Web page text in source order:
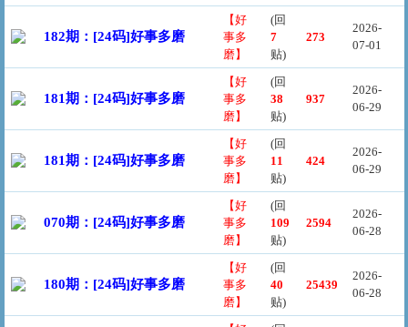
182期：[24码]好事多磨
【好
事多
磨】
(回
7
贴)
273
2026-
07-01
181期：[24码]好事多磨
【好
事多
磨】
(回
38
贴)
937
2026-
06-29
181期：[24码]好事多磨
【好
事多
磨】
(回
11
贴)
424
2026-
06-29
070期：[24码]好事多磨
【好
事多
磨】
(回
109
贴)
2594
2026-
06-28
180期：[24码]好事多磨
【好
事多
磨】
(回
40
贴)
25439
2026-
06-28